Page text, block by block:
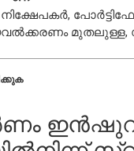
നിക്ഷേപകർ,
മുതലുള്ള,